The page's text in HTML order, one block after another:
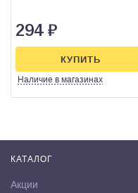
294 ₽
Наличие в магазинах
КУПИТЬ
КАТАЛОГ
Акции